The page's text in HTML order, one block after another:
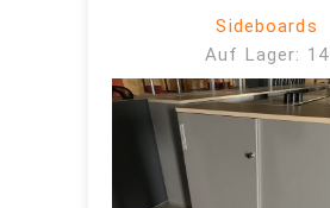
Sideboards
Auf Lager: 14